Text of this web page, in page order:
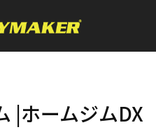
|ホームジムDX